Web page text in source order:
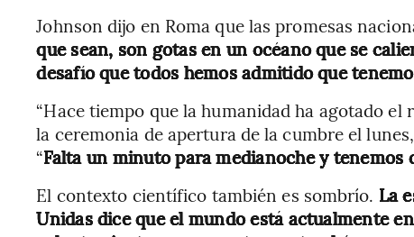
Johnson dijo en Roma que las promesas
que sean, son gotas en un océano que se
desafío que todos hemos admitido que
“Hace tiempo que la humanidad ha agotado
la ceremonia de apertura de la cumbre el
“Falta un minuto para medianoche y tenemos
El contexto científico también es sombrío. La
Unidas dice que el mundo está actualmente